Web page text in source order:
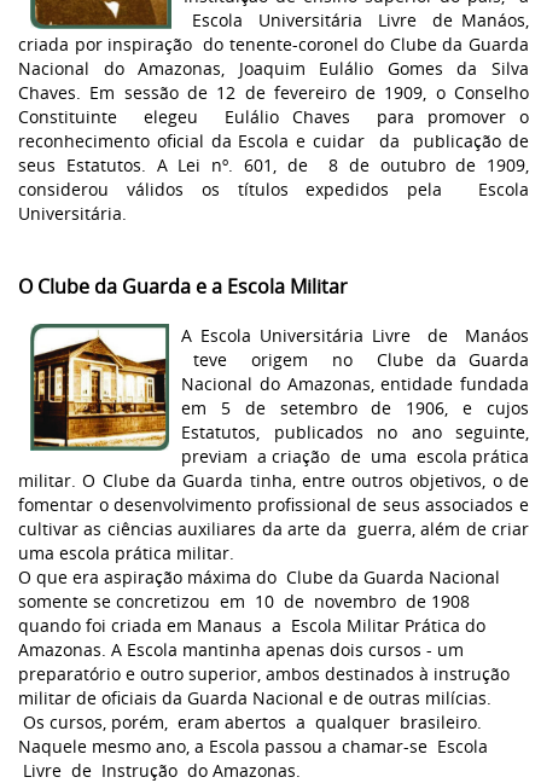
Escola Universitária Livre de Manáos,
criada por inspiração do tenente-coronel do Clube da Guarda
Nacional do Amazonas, Joaquim Eulálio Gomes da Silva
Chaves. Em sessão de 12 de fevereiro de 1909, o Conselho
Constituinte elegeu Eulálio Chaves para promover o
reconhecimento oficial da Escola e cuidar da publicação de
seus Estatutos. A Lei nº. 601, de 8 de outubro de 1909,
considerou válidos os títulos expedidos pela Escola
Universitária.
O Clube da Guarda e a Escola Militar
A Escola Universitária Livre de Manáos
teve origem no Clube da Guarda
Nacional do Amazonas, entidade fundada
em 5 de setembro de 1906, e cujos
Estatutos, publicados no ano seguinte,
previam a criação de uma escola prática
militar. O Clube da Guarda tinha, entre outros objetivos, o de
fomentar o desenvolvimento profissional de seus associados e
cultivar as ciências auxiliares da arte da guerra, além de criar
uma escola prática militar.
O que era aspiração máxima do Clube da Guarda Nacional
somente se concretizou em 10 de novembro de 1908
quando foi criada em Manaus a Escola Militar Prática do
Amazonas. A Escola mantinha apenas dois cursos - um
preparatório e outro superior, ambos destinados à instrução
militar de oficiais da Guarda Nacional e de outras milícias.
Os cursos, porém, eram abertos a qualquer brasileiro.
Naquele mesmo ano, a Escola passou a chamar-se Escola
Livre de Instrução do Amazonas.